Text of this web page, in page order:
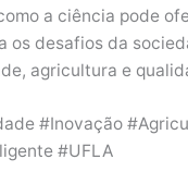
a ciência pode
os desafios da
agricultura e
#Inovação
#UFLA